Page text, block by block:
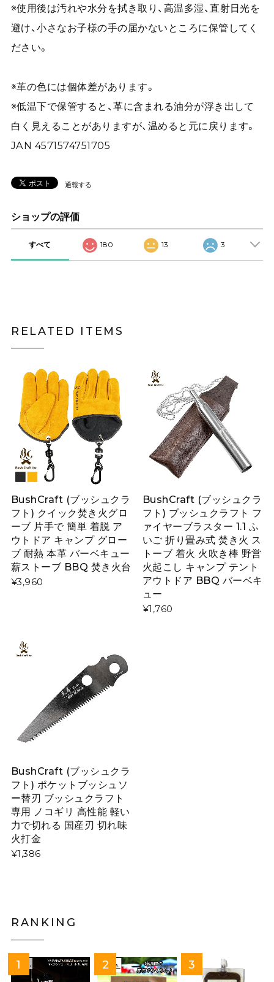
※使用後は汚れや水分を拭き取り、高温多湿、直射日光を
避け、小さなお子様の手の届かないところに保管してく
ださい。
※革の色には個体差があります。
※低温下で保管すると、革に含まれる油分が浮き出して
白く見えることがありますが、温めると元に戻ります。
JAN 4571574751705
通報する
ショップの評価
すべて 180 13 3
RELATED ITEMS
BushCraft (ブッシュクラ
フト) クイック焚き火グロ
ーブ 片手で 簡単 着脱 ア
ウトドア キャンプ グロー
ブ 耐熱 本革 バーベキュー
薪ストーブ BBQ 焚き火台
¥3,960
BushCraft (ブッシュクラ
フト) ブッシュクラフト フ
ァイヤーブラスター 1.1 ふ
いご 折り畳み式 焚き火 ス
トーブ 着火 火吹き棒 野営
火起こし キャンプ テント
アウトドア BBQ バーベキ
ュー
¥1,760
BushCraft (ブッシュクラ
フト) ポケットブッシュソ
ー替刃 ブッシュクラフト
専用 ノコギリ 高性能 軽い
力で切れる 国産刃 切れ味
火打金
¥1,386
RANKING